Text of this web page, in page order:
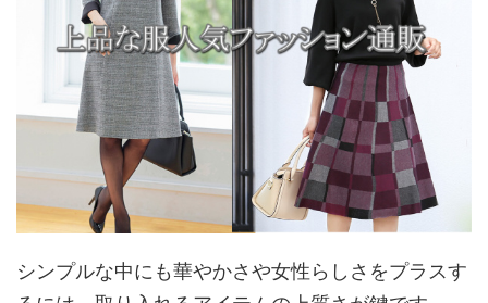
シンプルな中にも華やかさや女性らしさをプラスす